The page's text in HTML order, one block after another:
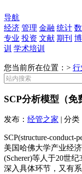
导航
经济 管理 金融 统计
专业 投资 文献 期刊
训 学术培训
您当前所在位置：> 行
SCP分析模型（免
发布： 经管之家 | 分类
SCP(structure-
美国哈佛大学产业经
(Scherer)等人于20世
深入具体环节，又有